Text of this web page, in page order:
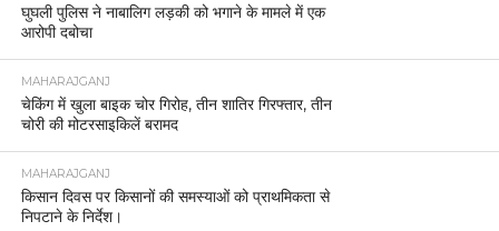
घुघली पुलिस ने नाबालिग लड़की को भगाने के मामले में एक
आरोपी दबोचा
MAHARAJGANJ
चेकिंग में खुला बाइक चोर गिरोह, तीन शातिर गिरफ्तार, तीन
चोरी की मोटरसाइकिलें बरामद
MAHARAJGANJ
किसान दिवस पर किसानों की समस्याओं को प्राथमिकता से
निपटाने के निर्देश।